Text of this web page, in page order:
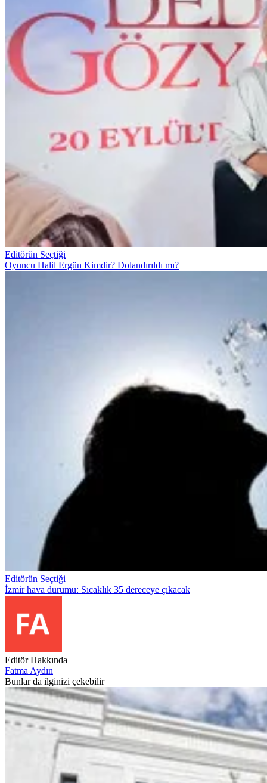
Editörün Seçtiği
Oyuncu Halil Ergün Kimdir? Dolandırıldı mı?
Editörün Seçtiği
İzmir hava durumu: Sıcaklık 35 dereceye çıkacak
Editör Hakkında
Fatma Aydın
Bunlar da ilginizi çekebilir